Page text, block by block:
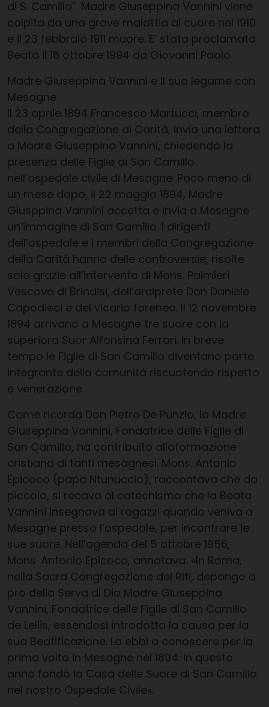
di S. Camillo”. Madre Giuseppina Vannini viene
colpita da una grave malattia al cuore nel 1910
e il 23 febbraio 1911 muore. E’ stata proclamata
Beata il 16 ottobre 1994 da Giovanni Paolo.
Madre Giuseppina Vannini e il suo legame con
Mesagne
Il 23 aprile 1894 Francesco Martucci, membro
della Congregazione di Carità, invia una lettera
a Madre Giuseppina Vannini, chiedendo la
presenza delle Figlie di San Camillo
nell’ospedale civile di Mesagne. Poco meno di
un mese dopo, il 22 maggio 1894, Madre
Giusppina Vannini accetta e invia a Mesagne
un’immagine di San Camillo. I dirigenti
dell’ospedale e i membri della Congregazione
della Carità hanno delle controversie, risolte
solo grazie all’intervento di Mons. Palmieri
Vescovo di Brindisi, dell’arciprete Don Daniele
Capodieci e del vicario foreneo. Il 12 novembre
1894 arrivano a Mesagne tre suore con la
superiora Suor Alfonsina Ferrari. In breve
tempo le Figlie di San Camillo diventano parte
integrante della comunità riscuotendo rispetto
e venerazione.
Come ricorda Don Pietro De Punzio, la Madre
Giuseppina Vannini, Fondatrice delle Figlie di
San Camillo, ha contribuito allaformazione
cristiana di tanti mesagnesi. Mons. Antonio
Epicoco (papa Ntunuccio), raccontava che da
piccolo, si recava al catechismo che la Beata
Vannini insegnava ai ragazzi quando veniva a
Mesagne presso l’ospedale, per incontrare le
sue suore. Nell’agenda del 5 ottobre 1956,
Mons. Antonio Epicoco, annotava: «In Roma,
nella Sacra Congregazione dei Riti, depongo a
pro della Serva di Dio Madre Giuseppina
Vannini, Fondatrice delle Figlie di San Camillo
de Lellis, essendosi introdotta la causa per la
sua Beatificazione. La ebbi a conoscere per la
prima volta in Mesagne nel 1894. In questo
anno fondò la Casa delle Suore di San Camillo
nel nostro Ospedale Civile».